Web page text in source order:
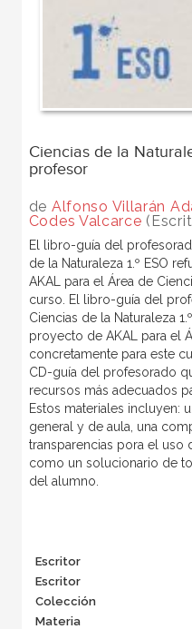
Ciencias de la
profesor
de Alfonso Villarán
Codes Valcarce
El libro-guía del
de la Naturaleza 1.º ESO
AKAL para el Área de
curso. El libro-guía del
Ciencias de la Naturaleza
proyecto de AKAL para el
concretamente para este
CD-guía del profesorado
recursos más adecuados
Estos materiales incluyen:
general y de aula, una
transparencias pora el uso
como un solucionario de
del alumno.
Escritor
Escritor
Colección
Materia